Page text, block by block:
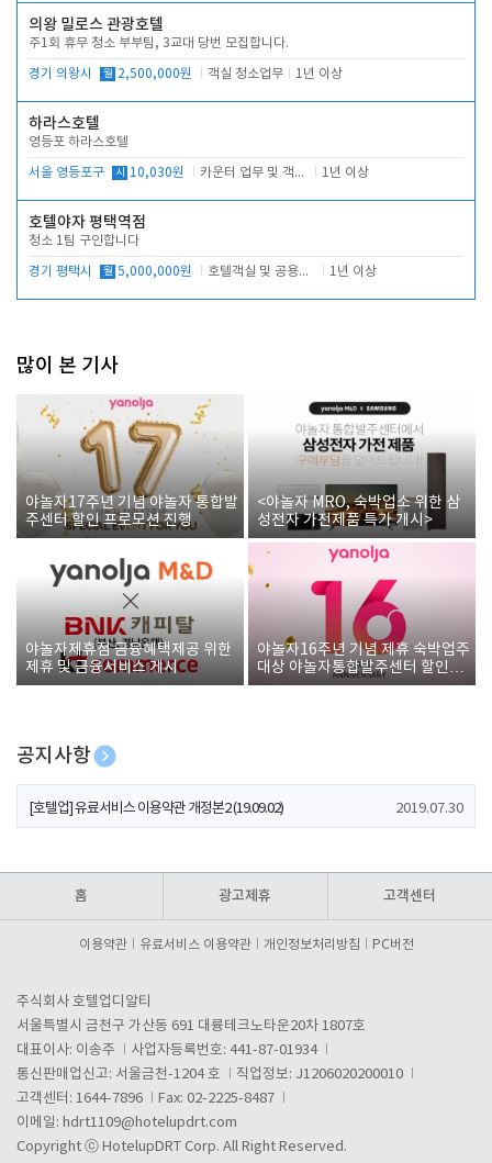
의왕 밀로스 관광호텔
주1회 휴무 청소 부부팀, 3교대 당번 모집합니다.
경기 의왕시 월 2,500,000원 객실 청소업무 1년 이상
하라스호텔
영등포 하라스호텔
서울 영등포구 시 10,030원 카운터 업무 및 객실관리(청소상태 확인, 객실판매) 1년 이상
호텔야자 평택역점
청소 1팀 구인합니다
경기 평택시 월 5,000,000원 호텔객실 및 공용시설 청소 관리 1년 이상
많이 본 기사
야놀자17주년 기념 야놀자 통합발
주센터 할인 프로모션 진행
<야놀자 MRO, 숙박업소 위한 삼
성전자 가전제품 특가 개시>
야놀자제휴점 금융혜택제공 위한
제휴 및 금융서비스 게시
야놀자16주년 기념 제휴 숙박업주
대상 야놀자통합발주센터 할인쿠
폰 증정
공지사항
[호텔업] 개인정보 처리방침 개정본1 (19.09.02)
[호텔업] 유료서비스 이용약관 개정본2 (19.09.02) 2019.07.30
홈 광고제휴 고객센터
이용약관 유료서비스 이용약관 개인정보처리방침 PC버전
주식회사 호텔업디알티
서울특별시 금천구 가산동 691 대륭테크노타운20차 1807호
대표이사: 이송주
사업자등록번호: 441-87-01934
통신판매업신고: 서울금천-1204 호
직업정보: J1206020200010
고객센터: 1644-7896
Fax: 02-2225-8487
이메일: hdrt1109@hotelupdrt.com
Copyright ⓒ HotelupDRT Corp. All Right Reserved.